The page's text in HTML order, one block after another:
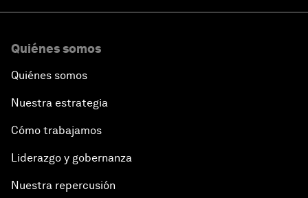
Quiénes somos
Quiénes somos
Nuestra estrategia
Cómo trabajamos
Liderazgo y gobernanza
Nuestra repercusión